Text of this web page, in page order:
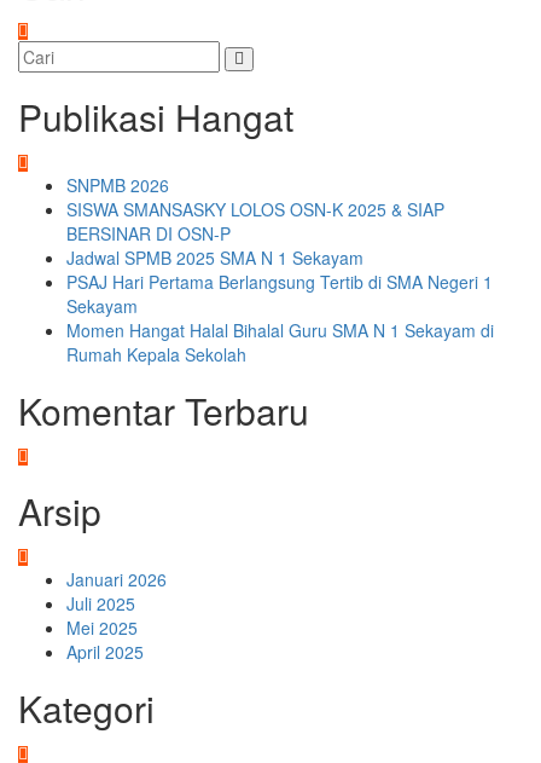
Publikasi Hangat
SNPMB 2026
SISWA SMANSASKY LOLOS OSN-K 2025 & SIAP
BERSINAR DI OSN-P
Jadwal SPMB 2025 SMA N 1 Sekayam
PSAJ Hari Pertama Berlangsung Tertib di SMA Negeri 1
Sekayam
Momen Hangat Halal Bihalal Guru SMA N 1 Sekayam di
Rumah Kepala Sekolah
Komentar Terbaru
Arsip
Januari 2026
Juli 2025
Mei 2025
April 2025
Kategori